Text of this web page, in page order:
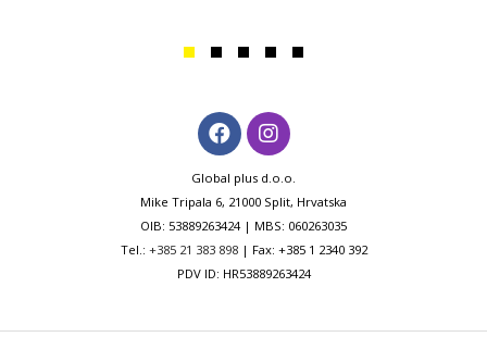
Global plus d.o.o.
Mike Tripala 6, 21000 Split, Hrvatska
OIB: 53889263424 | MBS: 060263035
Tel.: +385 21 383 898| Fax: +385 1 2340 392
PDV ID: HR53889263424